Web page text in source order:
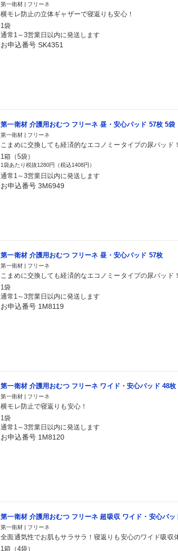
第一衛材 | フリーネ
横モレ防止の立体ギャザーで寝返りも安心！
1袋
通常1～3営業日以内に発送します
お申込番号 SK4351
第一衛材 介護用おむつ フリーネ 昼・安心パッド 57枚 5袋
第一衛材 | フリーネ
こまめに交換しても経済的なエコノミータイプの尿パッド！
1箱（5袋）
1袋あたり税抜1280円（税込1408円）
通常1～3営業日以内に発送します
お申込番号 3M6949
第一衛材 介護用おむつ フリーネ 昼・安心パッド 57枚
第一衛材 | フリーネ
こまめに交換しても経済的なエコノミータイプの尿パッド！
1袋
通常1～3営業日以内に発送します
お申込番号 1M8119
第一衛材 介護用おむつ フリーネ ワイド・安心パッド 48枚
第一衛材 | フリーネ
横モレ防止で寝返りも安心！
1袋
通常1～3営業日以内に発送します
お申込番号 1M8120
第一衛材 介護用おむつ フリーネ 超吸収 ワイド・安心パッ
第一衛材 | フリーネ
全面通気性でお肌もサラサラ！寝返りも安心のワイド吸収
1箱（4袋）